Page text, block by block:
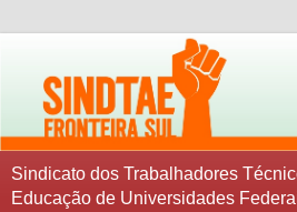
Sindicato dos Trabalhadores
Educação de Universidades